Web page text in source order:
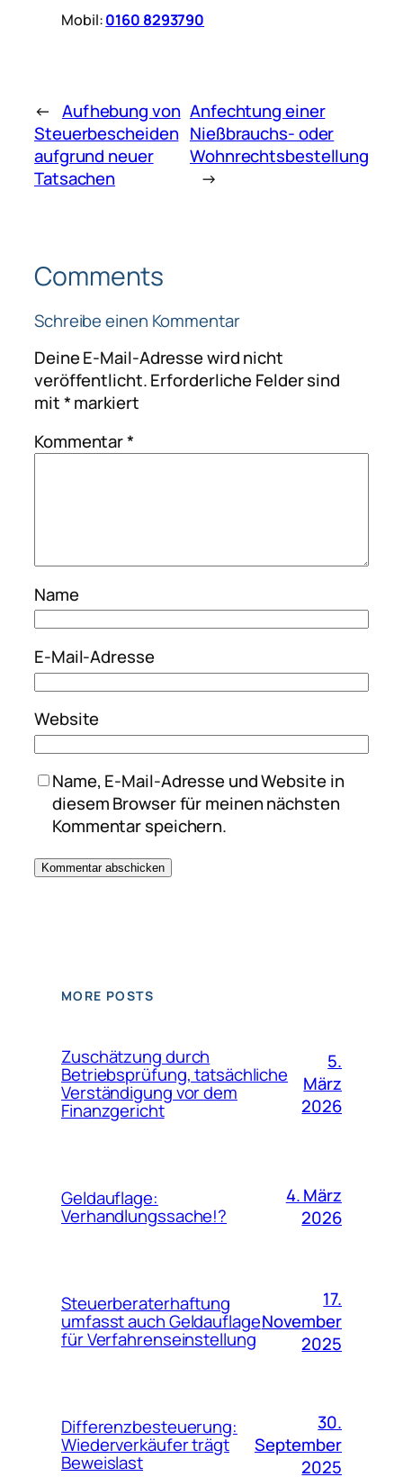
Mobil:0160 8293790
← Aufhebung von
Steuerbescheiden
aufgrund neuer
Tatsachen
Anfechtung einer
Nießbrauchs- oder
Wohnrechtsbestellung
→
Comments
Schreibe einen Kommentar
Deine E-Mail-Adresse wird nicht
veröffentlicht.Erforderliche Felder sind
mit*markiert
Kommentar*
Name
E-Mail-Adresse
Website
Name, E-Mail-Adresse und Website in
diesem Browser für meinen nächsten
Kommentar speichern.
MORE POSTS
Zuschätzung durch
Betriebsprüfung, tatsächliche
Verständigung vor dem
Finanzgericht
5.
März
2026
Geldauflage:
Verhandlungssache!?
4. März
2026
Steuerberaterhaftung
umfasst auch Geldauflage
für Verfahrenseinstellung
17.
November
2025
Differenzbesteuerung:
Wiederverkäufer trägt
Beweislast
30.
September
2025